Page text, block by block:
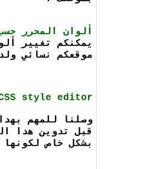
ألوان المحرر
يمكنكم تغيير
موقعكم نسائي
style editor :
وصلنا للمهم
بشكل خاص